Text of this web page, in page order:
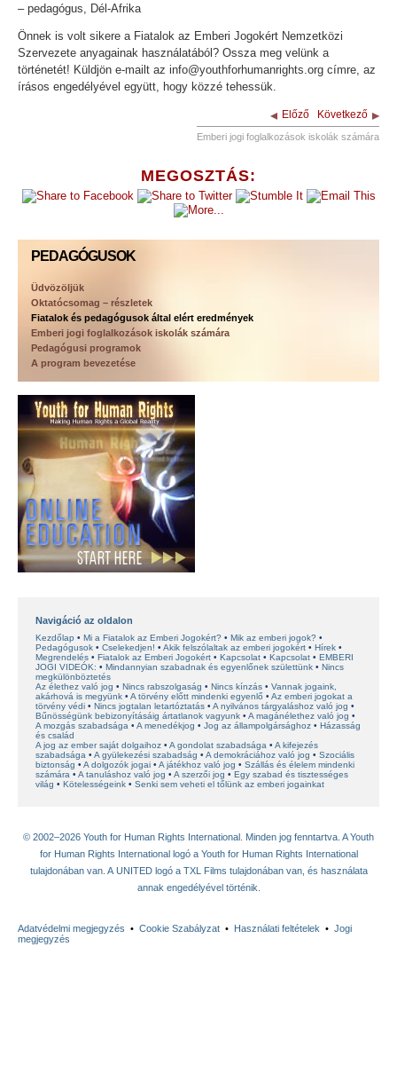
MEGOSZTÁS:
PEDAGÓGUSOK
Üdvözöljük
Oktatócsomag – részletek
Fiatalok és pedagógusok által elért eredmények
Emberi jogi foglalkozások iskolák számára
Pedagógusi programok
A program bevezetése
– pedagógus, Dél-Afrika
Önnek is volt sikere a Fiatalok az Emberi Jogokért Nemzetközi
Szervezete anyagainak használatából? Ossza meg velünk a
történetét! Küldjön e-mailt az info@youthforhumanrights.org címre, az
írásos engedélyével együtt, hogy közzé tehessük.
Előző Következő
Emberi jogi foglalkozások iskolák számára
Navigáció az oldalon
Kezdőlap Mi a Fiatalok az Emberi Jogokért?
Mik az emberi jogok?
Pedagógusok
Cselekedjen! Akik felszólaltak az emberi jogokért
Hírek
Megrendelés
Fiatalok az Emberi Jogokért Kapcsolat Kapcsolat
EMBERI
JOGI VIDEÓK:
Mindannyian szabadnak és egyenlőnek születtünk
Nincs
megkülönböztetés
Az élethez való jog
Nincs rabszolgaság Nincs kínzás
Vannak jogaink,
akárhová is megyünk
A törvény előtt mindenki egyenlő
Az emberi jogokat a
törvény védi
Nincs jogtalan letartóztatás
A nyilvános tárgyaláshoz való jog
Bűnösségünk bebizonyításáig ártatlanok vagyunk
A magánélethez való jog
A mozgás szabadsága
A menedékjog Jog az állampolgársághoz
Házasság
és család
A jog az ember saját dolgaihoz
A gondolat szabadsága
A kifejezés
szabadsága
A gyülekezési szabadság A demokráciához való jog
Szociális
biztonság
A dolgozók jogai A játékhoz való jog
Szállás és élelem mindenki
számára
A tanuláshoz való jog A szerzői jog
Egy szabad és tisztességes
világ
Kötelességeink Senki sem veheti el tőlünk az emberi jogainkat
© 2002–2026 Youth for Human Rights International. Minden jog fenntartva. A Youth
for Human Rights International logó a Youth for Human Rights International
tulajdonában van. A UNITED logó a TXL Films tulajdonában van, és használata
annak engedélyével történik.
Adatvédelmi megjegyzés • Cookie Szabályzat • Használati feltételek • Jogi
megjegyzés